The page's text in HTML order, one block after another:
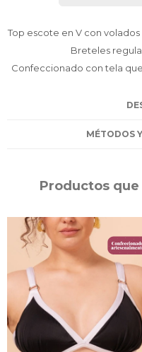
Top escote en V con
Breteles
Confeccionado con tela
MÉTODOS
Productos